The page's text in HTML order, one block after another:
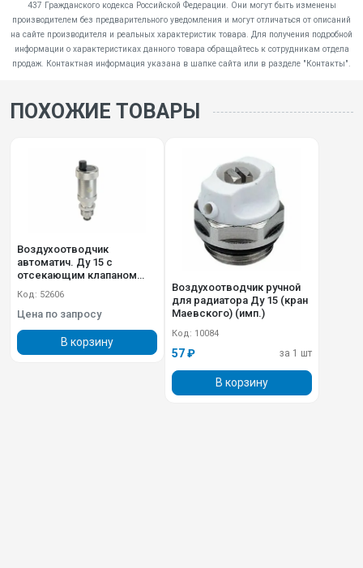
437 Гражданского кодекса Российской Федерации. Они могут быть изменены
производителем без предварительного уведомления и могут отличаться от описаний
на сайте производителя и реальных характеристик товара. Для получения подробной
информации о характеристиках данного товара обращайтесь к сотрудникам отдела
продаж. Контактная информация указана в шапке сайта или в разделе "Контакты".
ПОХОЖИЕ ТОВАРЫ
Воздухоотводчик
автоматич. Ду 15 с
отсекающим клапаном
Код: 52606
Цена по запросу
В корзину
Воздухоотводчик ручной
для радиатора Ду 15 (кран
Маевского) (имп.)
Код: 10084
57 ₽ за 1 шт
В корзину